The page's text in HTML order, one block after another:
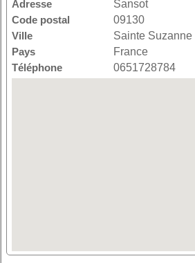
Adresse
Sansot
Code postal
09130
Ville
Sainte Suzanne
Pays
France
Téléphone
0651728784